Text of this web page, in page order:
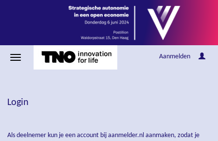
Aanmelden
Login
Als deelnemer kun je een account bij aanmelder.nl aanmaken, zodat je